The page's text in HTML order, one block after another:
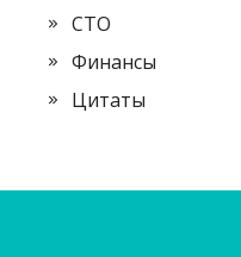
СТО
Финансы
Цитаты